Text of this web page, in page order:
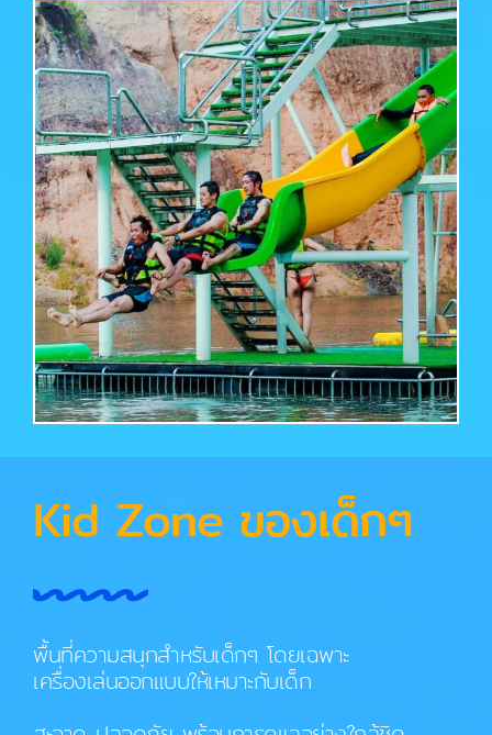
Kid Zone ของเด็กๆ
พื้นที่ความสนุกสำหรับเด็กๆ โดยเฉพาะ
เครื่องเล่นออกแบบให้เหมาะกับเด็ก